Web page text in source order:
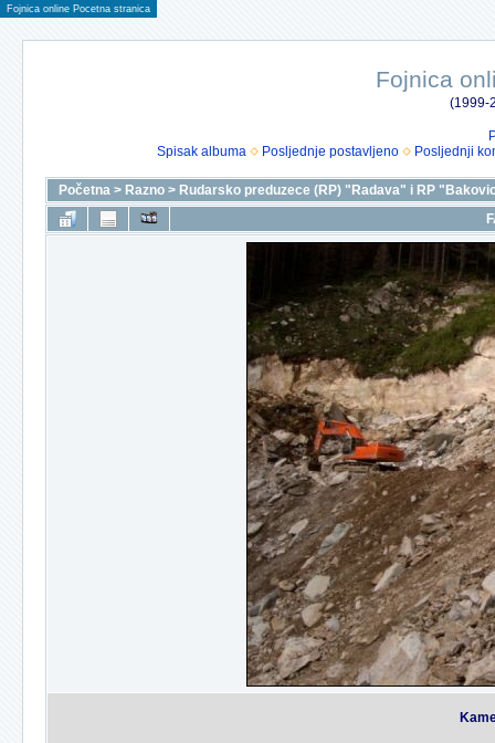
Fojnica online Pocetna stranica
Fojnica
(1999-
Spisak albuma
Posljednje postavljeno Posljednji
Početna > Razno > Rudarsko preduzece (RP) "Radava" i RP